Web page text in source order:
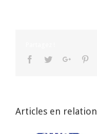
Facebook
TwitterGoogle+
Articles en relation